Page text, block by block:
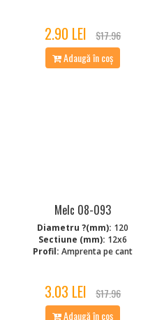
2.90 LEI
$17.96
Adaugă în coș
Melc 08-093
Diametru ?(mm): 120
Sectiune (mm): 12x6
Profil: Amprenta pe cant
3.03 LEI
$17.96
Adaugă în coș